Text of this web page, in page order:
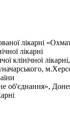
лікарні
лікарні
клінічної
об'єднання»,